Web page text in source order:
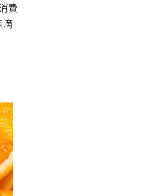
費
滴